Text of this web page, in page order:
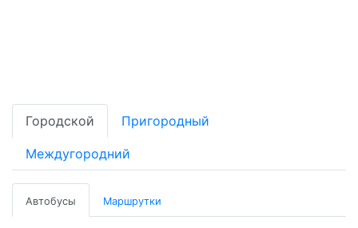
Городской Пригородный
Междугородний
Автобусы Маршрутки